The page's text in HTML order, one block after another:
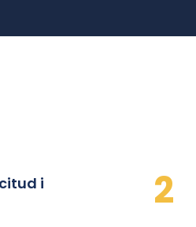
i
2